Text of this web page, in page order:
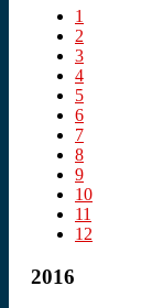
1
2
3
4
5
6
7
8
9
10
11
12
2016